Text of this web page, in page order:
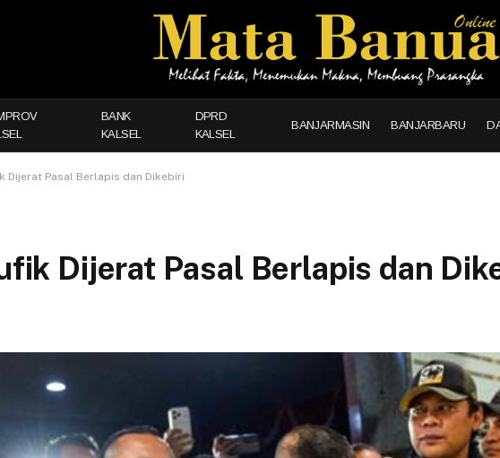
BANK
KALSEL
DPRD
KALSEL
BANJARMASIN BANJARBARU
Dijerat Pasal Berlapis dan Dikebiri
Dijerat Pasal Berlapis dan